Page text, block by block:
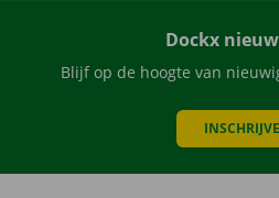
Dockx
Blijf op de hoogte van